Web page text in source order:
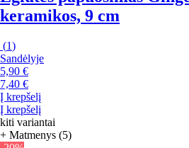
keramikos, 9 cm
(1)
Sandėlyje
5,90 €
7,40 €
Į krepšelį
Į krepšelį
kiti variantai
+ Matmenys (5)